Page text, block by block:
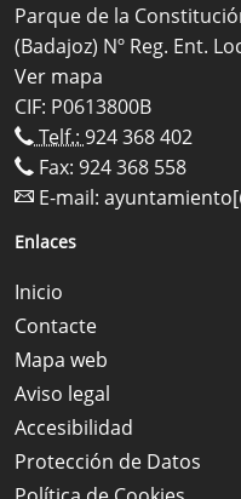
Parque de la
(Badajoz) Nº Reg. Ent.
Ver mapa
CIF: P0613800B
Telf.: 924 368 402
Fax: 924 368 558
E-mail:
Enlaces
Inicio
Contacte
Mapa web
Aviso legal
Accesibilidad
Protección de Datos